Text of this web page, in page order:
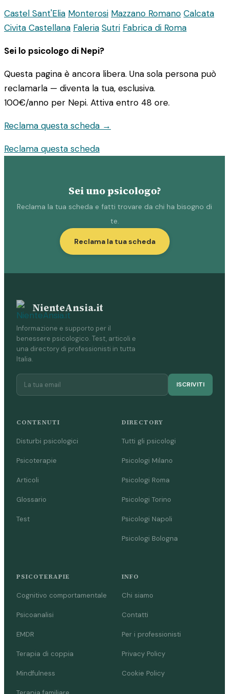
Castel Sant'Elia Monterosi Mazzano Romano Calcata
Civita Castellana Faleria Sutri Fabrica di Roma
Sei lo psicologo di Nepi?
Questa pagina è ancora libera. Una sola persona può
reclamarla — diventa la tua, esclusiva.
100€/anno per Nepi. Attiva entro 48 ore.
Reclama questa scheda →
Reclama questa scheda
Sei uno psicologo?
Reclama la tua scheda e fatti trovare da chi ha bisogno di
te.
Reclama la tua scheda
NienteAnsia.it
Informazione e supporto per il
benessere psicologico. Test, articoli e
una directory di professionisti in tutta
Italia.
ISCRIVITI
CONTENUTI
Disturbi psicologici
Psicoterapie
Articoli
Glossario
Test
DIRECTORY
Tutti gli psicologi
Psicologi Milano
Psicologi Roma
Psicologi Torino
Psicologi Napoli
Psicologi Bologna
PSICOTERAPIE
Cognitivo comportamentale
Psicoanalisi
EMDR
Terapia di coppia
Mindfulness
INFO
Chi siamo
Contatti
Per i professionisti
Privacy Policy
Cookie Policy